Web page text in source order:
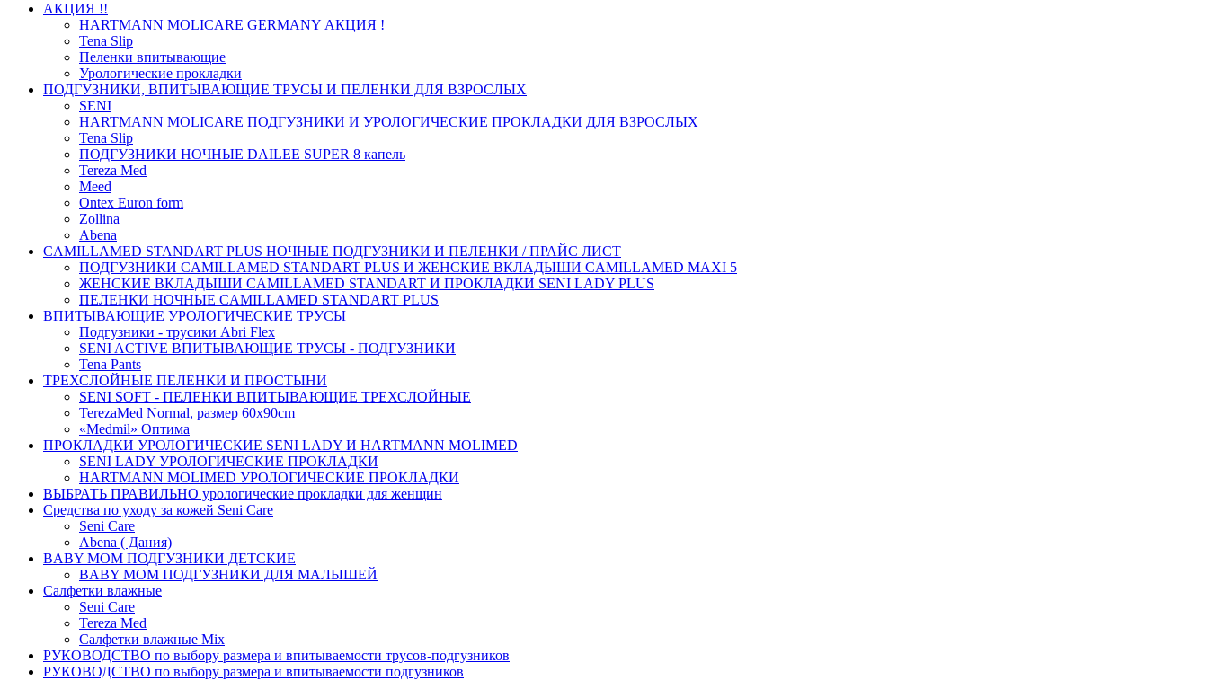
АКЦИЯ !!
HARTMANN MOLICARE GERMANY АКЦИЯ !
Tena Slip
Пеленки впитывающие
Урологические прокладки
ПОДГУЗНИКИ, ВПИТЫВАЮЩИЕ ТРУСЫ И ПЕЛЕНКИ ДЛЯ ВЗРОСЛЫХ
SENI
HARTMANN MOLICARE ПОДГУЗНИКИ И УРОЛОГИЧЕСКИЕ ПРОКЛАДКИ ДЛЯ ВЗРОСЛЫХ
Tena Slip
ПОДГУЗНИКИ НОЧНЫЕ DAILEE SUPER 8 капель
Tereza Med
Meed
Ontex Euron form
Zollina
Abena
CAMILLAMED STANDART PLUS НОЧНЫЕ ПОДГУЗНИКИ И ПЕЛЕНКИ / ПРАЙС ЛИСТ
ПОДГУЗНИКИ CAMILLAMED STANDART PLUS И ЖЕНСКИЕ ВКЛАДЫШИ CAMILLAMED MAXI 5
ЖЕНСКИЕ ВКЛАДЫШИ CAMILLAMED STANDART И ПРОКЛАДКИ SENI LADY PLUS
ПЕЛЕНКИ НОЧНЫЕ CAMILLAMED STANDART PLUS
ВПИТЫВАЮЩИЕ УРОЛОГИЧЕСКИЕ ТРУСЫ
Подгузники - трусики Abri Flex
SENI ACTIVE ВПИТЫВАЮЩИЕ ТРУСЫ - ПОДГУЗНИКИ
Tena Pants
ТРЕХСЛОЙНЫЕ ПЕЛЕНКИ И ПРОСТЫНИ
SENI SOFT - ПЕЛЕНКИ ВПИТЫВАЮЩИЕ ТРЕХСЛОЙНЫЕ
TerezaMed Normal, размер 60x90cm
«Medmil» Оптима
ПРОКЛАДКИ УРОЛОГИЧЕСКИЕ SENI LADY И HARTMANN MOLIMED
SENI LADY УРОЛОГИЧЕСКИЕ ПРОКЛАДКИ
HARTMANN MOLIMED УРОЛОГИЧЕСКИЕ ПРОКЛАДКИ
ВЫБРАТЬ ПРАВИЛЬНО урологические прокладки для женщин
Средства по уходу за кожей Seni Care
Seni Care
Abena ( Дания)
BABY MOM ПОДГУЗНИКИ ДЕТСКИЕ
BABY MOM ПОДГУЗНИКИ ДЛЯ МАЛЫШЕЙ
Салфетки влажные
Seni Care
Tereza Med
Салфетки влажные Mix
РУКОВОДСТВО по выбору размера и впитываемости трусов-подгузников
РУКОВОДСТВО по выбору размера и впитываемости подгузников